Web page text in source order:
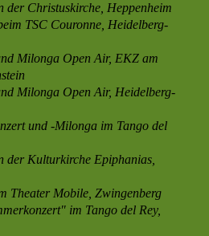
Christuskirche, Heppenheim
TSC Couronne, Heidelberg-
Milonga Open Air, EKZ am
Milonga Open Air, Heidelberg-
und -Milonga im Tango del
der Kulturkirche Epiphanias,
Theater Mobile, Zwingenberg
im Tango del Rey,